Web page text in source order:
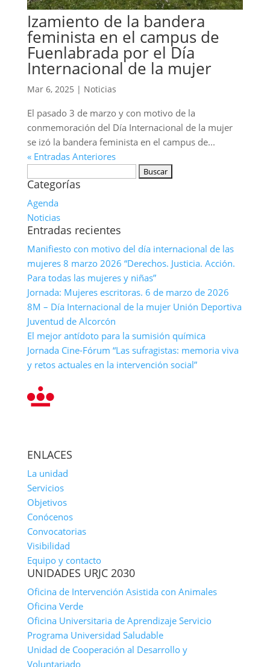
Izamiento de la bandera
feminista en el campus de
Fuenlabrada por el Día
Internacional de la mujer
Mar 6, 2025 | Noticias
El pasado 3 de marzo y con motivo de la
conmemoración del Día Internacional de la mujer
se izó la bandera feminista en el campus de...
« Entradas Anteriores
Categorías
Agenda
Noticias
Entradas recientes
Manifiesto con motivo del día internacional de las
mujeres 8 marzo 2026 “Derechos. Justicia. Acción.
Para todas las mujeres y niñas”
Jornada: Mujeres escritoras. 6 de marzo de 2026
8M – Día Internacional de la mujer Unión Deportiva
Juventud de Alcorcón
El mejor antídoto para la sumisión química
Jornada Cine-Fórum “Las sufragistas: memoria viva
y retos actuales en la intervención social”
ENLACES
La unidad
Servicios
Objetivos
Conócenos
Convocatorias
Visibilidad
Equipo y contacto
UNIDADES URJC 2030
Oficina de Intervención Asistida con Animales
Oficina Verde
Oficina Universitaria de Aprendizaje Servicio
Programa Universidad Saludable
Unidad de Cooperación al Desarrollo y
Voluntariado